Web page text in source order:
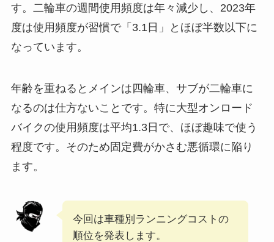
す。二輪車の週間使用頻度は年々減少し、2023年
度は使用頻度が習慣で「3.1日」とほぼ半数以下に
なっています。
年齢を重ねるとメインは四輪車、サブが二輪車に
なるのは仕方ないことです。特に大型オンロード
バイクの使用頻度は平均1.3日で、ほぼ趣味で使う
程度です。そのため固定費がかさむ悪循環に陥り
ます。
今回は車種別ランニングコストの
順位を発表します。